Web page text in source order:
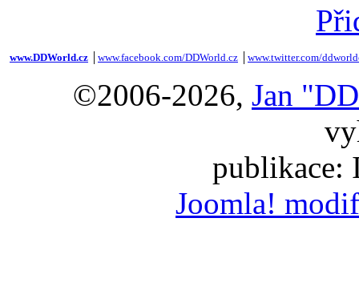
www.DDWorld.cz www.facebook.com/DDWorld.cz www.twitter.com/
©2006-2026, Jan
publikace:
Joomla!